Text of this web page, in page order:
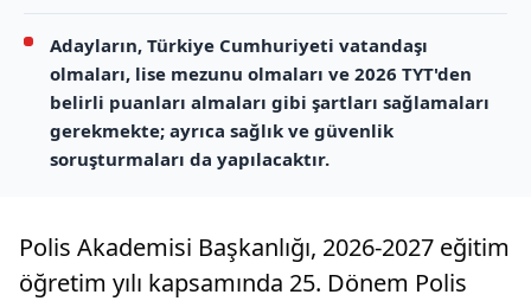
Adayların, Türkiye Cumhuriyeti vatandaşı
olmaları, lise mezunu olmaları ve 2026 TYT'den
belirli puanları almaları gibi şartları sağlamaları
gerekmekte; ayrıca sağlık ve güvenlik
soruşturmaları da yapılacaktır.
Polis Akademisi Başkanlığı, 2026-2027 eğitim
öğretim yılı kapsamında 25. Dönem Polis